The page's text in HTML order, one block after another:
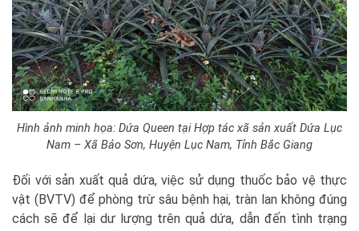
Hình ảnh minh họa: Dứa Queen tại Hợp tác xã sản xuất Dứa Lục
Nam – Xã Bảo Sơn, Huyện Lục Nam, Tỉnh Bắc Giang
Đối với sản xuất quả dứa, việc sử dụng thuốc bảo vệ thực
vật (BVTV) để phòng trừ sâu bệnh hại, tràn lan không đúng
cách sẽ để lại dư lượng trên quả dứa, dẫn đến tình trạng